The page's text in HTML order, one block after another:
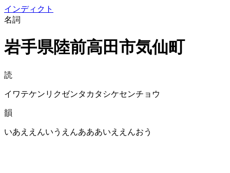
インディクト
名詞
岩手県陸前高田市気仙町
読
イワテケンリクゼンタカタシケセンチョウ
韻
いあええんいうえんあああいええんおう